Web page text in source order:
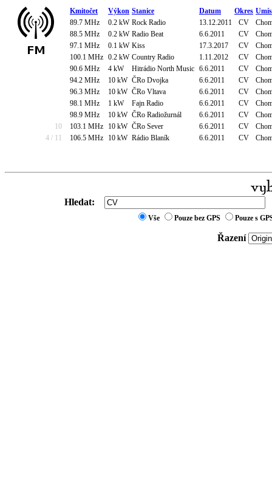
Kmitočet Výkon Stanice Datum Okres
89.7 MHz
0.2 kW Rock Radio 13.12.2011 CV
88.5 MHz
0.2 kW Radio Beat 6.6.2011 CV
97.1 MHz
0.1 kW Kiss 17.3.2017 CV
100.1 MHz 0.2 kW Country Radio 1.11.2012 CV
90.6 MHz
4 kW Hitrádio North Music 6.6.2011 CV
94.2 MHz
10 kW ČRo Dvojka 6.6.2011 CV
96.3 MHz
10 kW ČRo Vltava 6.6.2011 CV
98.1 MHz
1 kW Fajn Radio 6.6.2011 CV
98.9 MHz
10 kW ČRo Radiožurnál 6.6.2011 CV
10
103.1 MHz 10 kW ČRo Sever 6.6.2011 CV
4 / 11
106.5 MHz 10 kW Rádio Blaník 6.6.2011 CV
Hledat:
Vše Pouze bez GPS Pouze s
Řazení